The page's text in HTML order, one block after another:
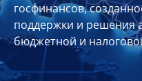
Участники
Планы
отчеты
госфинансов,
поддержки и решения
бюджетной и